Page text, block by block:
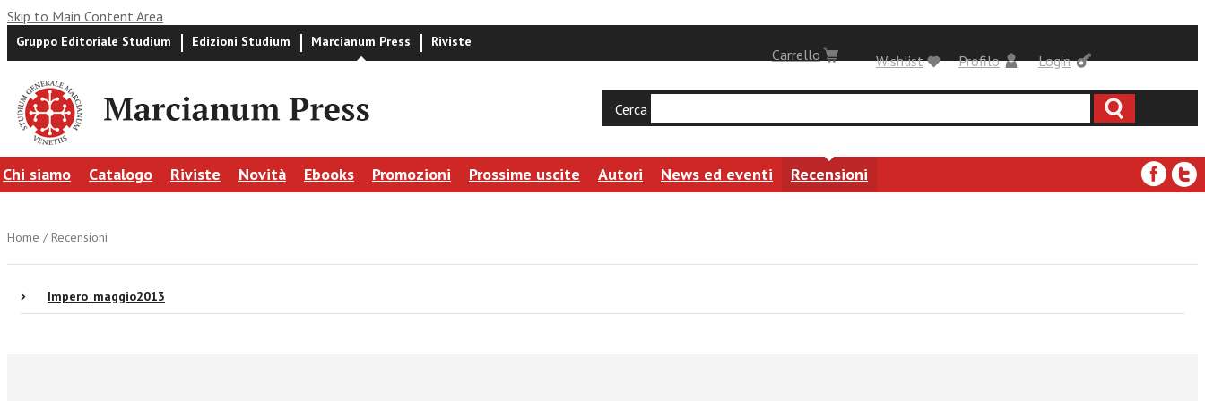
Skip to Main Content Area
Gruppo Editoriale Studium Edizioni Studium Marcianum Press Riviste
Login
Carrello Profilo
Wishlist
Cerca
Chi siamo Catalogo Riviste Novità Ebooks Promozioni Prossime uscite Autori News ed eventi Recensioni
Home / Recensioni
Impero_maggio2013